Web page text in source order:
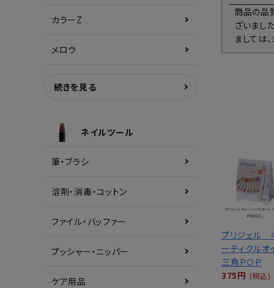
カラーZ
メロウ
続きを見る
ネイルツール
筆・ブラシ
溶剤・消毒・コットン
ファイル・バッファー
プッシャー・ニッパー
ケア用品
商品の品
ざいまし
ましては
プリジェル
ーティクルオ
三角ＰＯＰ
375円 (税込)